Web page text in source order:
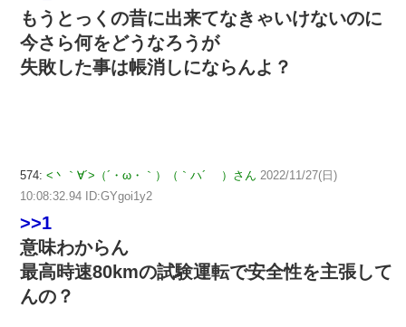
もうとっくの昔に出来てなきゃいけないのに
今さら何をどうなろうが
失敗した事は帳消しにならんよ？
574: <丶｀∀´>（´・ω・｀）（｀ハ´ ）さん 2022/11/27(日)
10:08:32.94 ID:GYgoi1y2
>>1
意味わからん
最高時速80kmの試験運転で安全性を主張して
んの？